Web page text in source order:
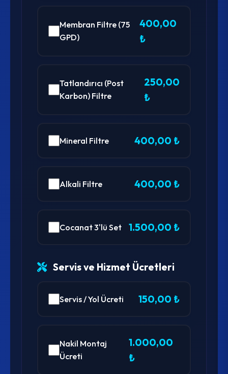
Membran Filtre (75
GPD)
400,00
₺
Tatlandırıcı (Post
Karbon) Filtre
250,00
₺
Mineral Filtre 400,00 ₺
Alkali Filtre 400,00 ₺
Cocanat 3'lü Set 1.500,00 ₺
Servis ve Hizmet Ücretleri
Servis / Yol Ücreti 150,00 ₺
Nakil Montaj
Ücreti
1.000,00
₺